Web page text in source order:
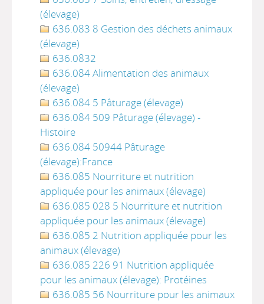
(élevage)
636.083 8 Gestion des déchets animaux
(élevage)
636.0832
636.084 Alimentation des animaux
(élevage)
636.084 5 Pâturage (élevage)
636.084 509 Pâturage (élevage) -
Histoire
636.084 50944 Pâturage
(élevage):France
636.085 Nourriture et nutrition
appliquée pour les animaux (élevage)
636.085 028 5 Nourriture et nutrition
appliquée pour les animaux (élevage)
636.085 2 Nutrition appliquée pour les
animaux (élevage)
636.085 226 91 Nutrition appliquée
pour les animaux (élevage): Protéines
636.085 56 Nourriture pour les animaux